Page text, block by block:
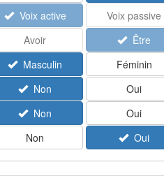
Voix active
Voix passive
Avoir
Être
Masculin
Féminin
Non
Oui
Non
Oui
Non Oui